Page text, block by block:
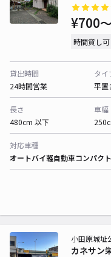
¥700〜
時間貸し可
貸出時間
24時間営業
タイ
平置
長さ
480cm 以下
車幅
対応車種
オートバイ軽自動車コンパク
カネサン
小田原城址